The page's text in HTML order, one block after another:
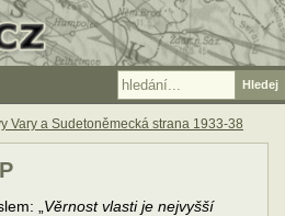
„Věrnost vlasti je nejvyšší
Vary a Sudetoněmecká strana 1933-38